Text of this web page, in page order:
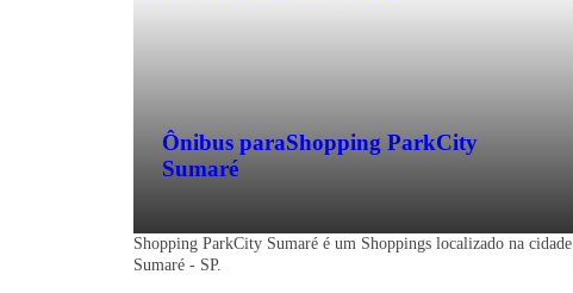
Ônibus paraShopping ParkCity
Sumaré
Shopping ParkCity Sumaré é um Shoppings localizado na cidade
Sumaré - SP.